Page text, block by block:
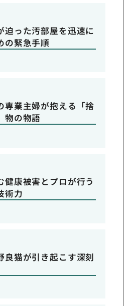
迫った汚部屋を迅速に
の緊急手順
専業主婦が抱える「捨
物の物語
健康被害とプロが行う
術力
良猫が引き起こす深刻